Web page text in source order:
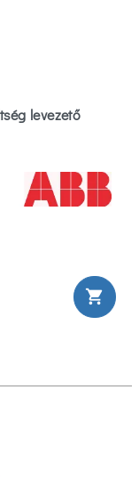
levezető
shopping_cart